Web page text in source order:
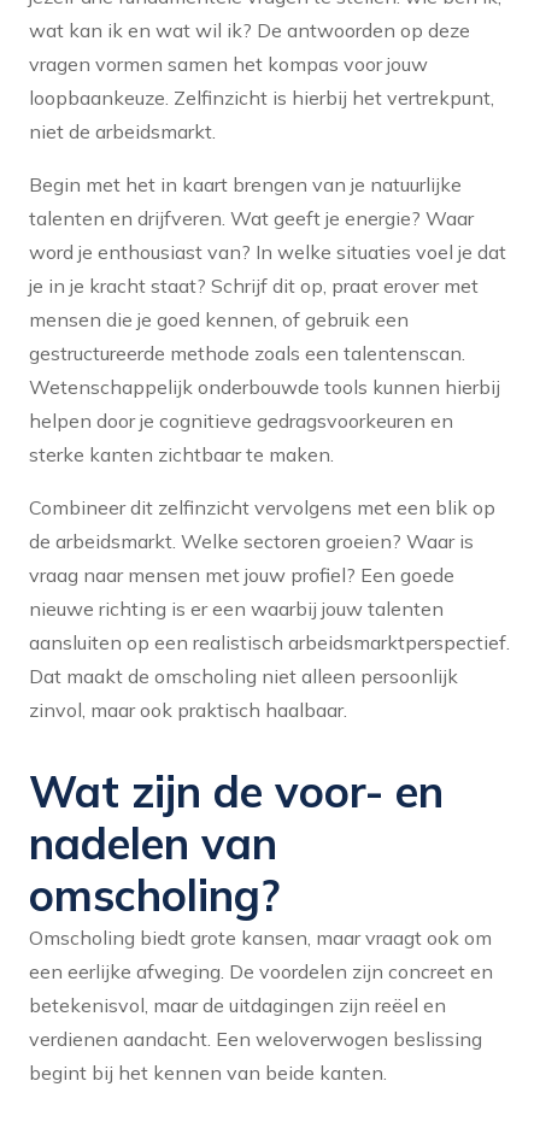
wat kan ik en wat wil ik? De antwoorden op deze
vragen vormen samen het kompas voor jouw
loopbaankeuze. Zelfinzicht is hierbij het vertrekpunt,
niet de arbeidsmarkt.
Begin met het in kaart brengen van je natuurlijke
talenten en drijfveren. Wat geeft je energie? Waar
word je enthousiast van? In welke situaties voel je dat
je in je kracht staat? Schrijf dit op, praat erover met
mensen die je goed kennen, of gebruik een
gestructureerde methode zoals een talentenscan.
Wetenschappelijk onderbouwde tools kunnen hierbij
helpen door je cognitieve gedragsvoorkeuren en
sterke kanten zichtbaar te maken.
Combineer dit zelfinzicht vervolgens met een blik op
de arbeidsmarkt. Welke sectoren groeien? Waar is
vraag naar mensen met jouw profiel? Een goede
nieuwe richting is er een waarbij jouw talenten
aansluiten op een realistisch arbeidsmarktperspectief.
Dat maakt de omscholing niet alleen persoonlijk
zinvol, maar ook praktisch haalbaar.
Wat zijn de voor- en
nadelen van
omscholing?
Omscholing biedt grote kansen, maar vraagt ook om
een eerlijke afweging. De voordelen zijn concreet en
betekenisvol, maar de uitdagingen zijn reëel en
verdienen aandacht. Een weloverwogen beslissing
begint bij het kennen van beide kanten.